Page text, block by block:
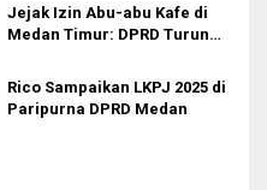
Jejak Izin Abu-abu Kafe di
Medan Timur: DPRD Turun
PBG Dipertanyakan
Rico Sampaikan LKPJ 2025 di
Paripurna DPRD Medan